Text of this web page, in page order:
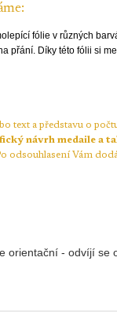
fólie v různých
přání. Díky této fólii si
text a představu o
návrh medaile a
odsouhlasení Vám
orientační - odvíjí se